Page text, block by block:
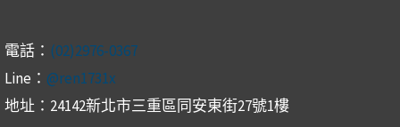
電話： (02)2976-0367
Line： @ren1731x
地址：24142新北市三重區同安東街27號1樓